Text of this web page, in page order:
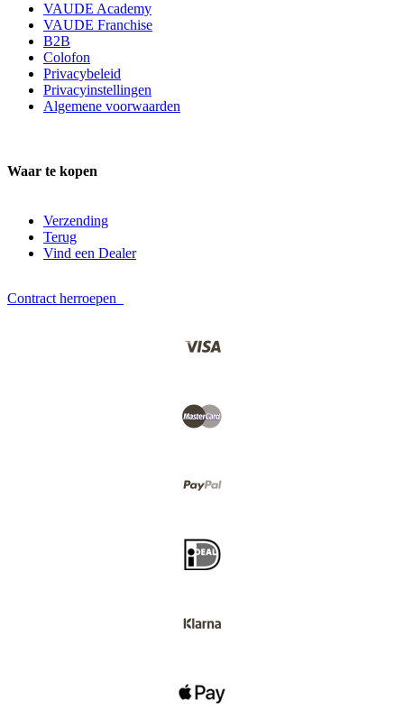
VAUDE Academy
VAUDE Franchise
B2B
Colofon
Privacybeleid
Privacyinstellingen
Algemene voorwaarden
Waar te kopen
Verzending
Terug
Vind een Dealer
Contract herroepen